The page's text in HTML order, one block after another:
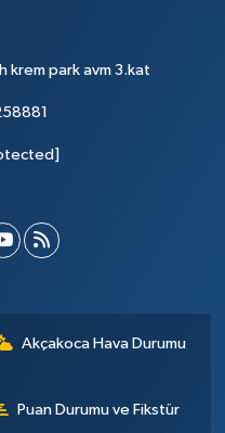
krem park avm 3.kat
Akçakoca Hava Durumu
Puan Durumu ve Fikstür